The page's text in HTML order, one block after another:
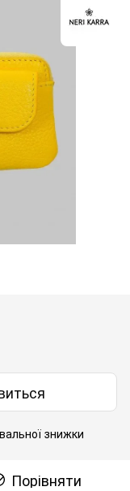
знижки
Порівняти